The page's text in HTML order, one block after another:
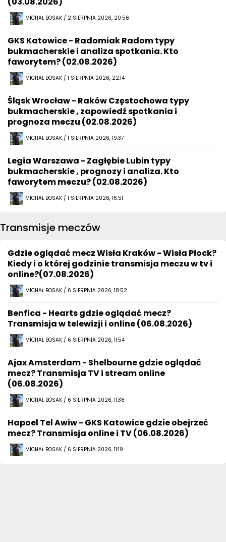
MICHAŁ BOSAK / 2 SIERPNIA 2026, 20:56
GKS Katowice - Radomiak Radom typy
bukmacherskie i analiza spotkania. Kto
faworytem? (02.08.2026)
MICHAŁ BOSAK / 1 SIERPNIA 2026, 22:14
Śląsk Wrocław - Raków Częstochowa typy
bukmacherskie , zapowiedź spotkania i
prognoza meczu (02.08.2026)
MICHAŁ BOSAK / 1 SIERPNIA 2026, 19:37
Legia Warszawa - Zagłębie Lubin typy
bukmacherskie , prognozy i analiza. Kto
faworytem meczu? (02.08.2026)
MICHAŁ BOSAK / 1 SIERPNIA 2026, 16:51
Transmisje meczów
Gdzie oglądać mecz Wisła Kraków - Wisła Płock?
Kiedy i o której godzinie transmisja meczu w tv i
online?(07.08.2026)
MICHAŁ BOSAK / 6 SIERPNIA 2026, 18:52
Benfica - Hearts gdzie oglądać mecz?
Transmisja w telewizji i online (06.08.2026)
MICHAŁ BOSAK / 6 SIERPNIA 2026, 11:54
Ajax Amsterdam - Shelbourne gdzie oglądać
mecz? Transmisja TV i stream online
(06.08.2026)
MICHAŁ BOSAK / 6 SIERPNIA 2026, 11:38
Hapoel Tel Awiw - GKS Katowice gdzie obejrzeć
mecz? Transmisja online i TV (06.08.2026)
MICHAŁ BOSAK / 6 SIERPNIA 2026, 11:19